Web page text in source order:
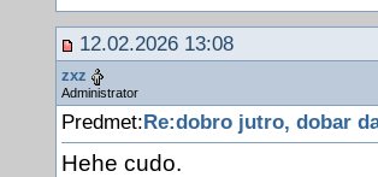
12.02.2026 13:08
zxz
Administrator
Predmet:Re:dobro jutro, dobar
Hehe cudo.